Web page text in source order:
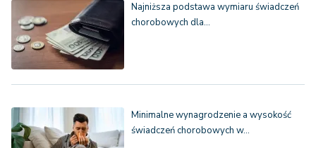
Najniższa podstawa wymiaru świadczeń
chorobowych dla…
Minimalne wynagrodzenie a wysokość
świadczeń chorobowych w…